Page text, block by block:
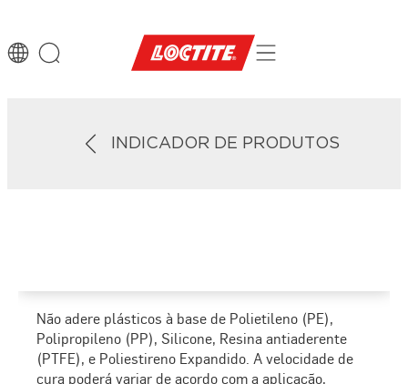
INDICADOR DE PRODUTOS